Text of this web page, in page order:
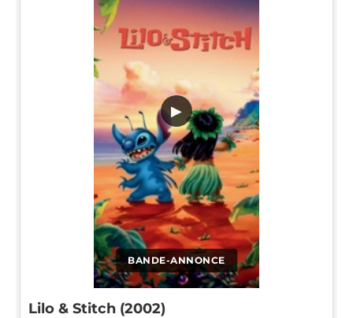
BANDE-ANNONCE
▶
Lilo & Stitch (2002)